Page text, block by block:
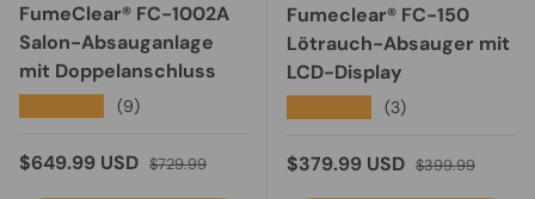
FumeClear® FC-1002A
Salon-Absauganlage
mit Doppelanschluss
(9)
Verkaufspreis
$649.99 USD Normaler Preis
$729.99
Fumeclear® FC-150
Lötrauch-Absauger mit
LCD-Display
(3)
Verkaufspreis
$379.99 USD Normaler Preis
$399.99